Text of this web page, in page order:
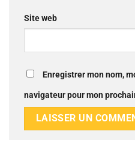
Site web
Enregistrer mon nom,
navigateur pour mon